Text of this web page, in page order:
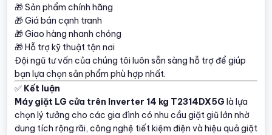
🎁 Sản phẩm chính hãng
🎁 Giá bán cạnh tranh
🎁 Giao hàng nhanh chóng
🎁 Hỗ trợ kỹ thuật tận nơi
Đội ngũ tư vấn của chúng tôi luôn sẵn sàng hỗ trợ để giúp
bạn lựa chọn sản phẩm phù hợp nhất.
✅ Kết luận
Máy giặt LG cửa trên Inverter 14 kg T2314DX5G là lựa
chọn lý tưởng cho các gia đình có nhu cầu giặt giũ lớn nhờ
dung tích rộng rãi, công nghệ tiết kiệm điện và hiệu quả giặt